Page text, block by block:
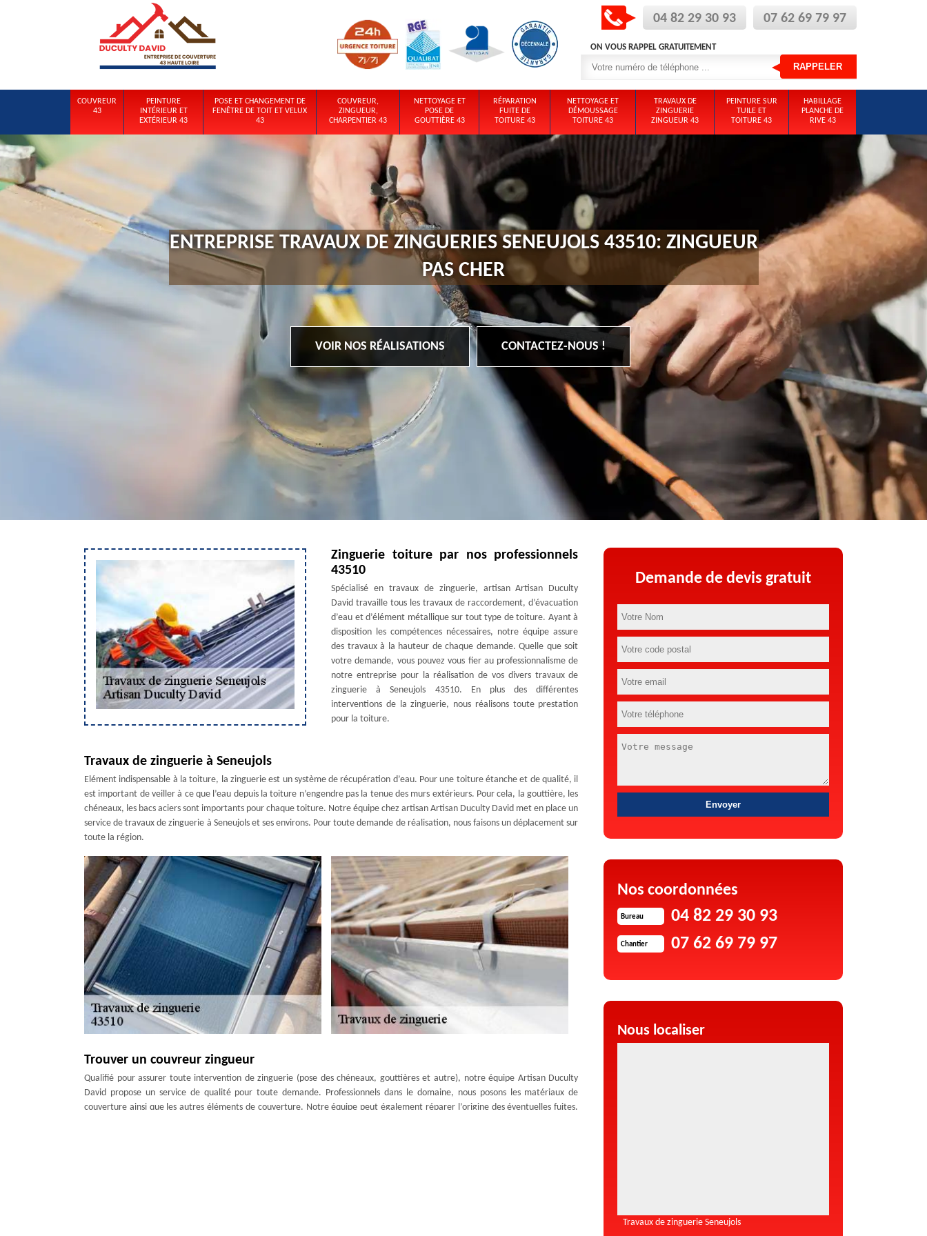
04 82 29 30 93 07 62 69 79 97
ON VOUS RAPPEL GRATUITEMENT
COUVREUR
43
PEINTURE
INTÉRIEUR ET
EXTÉRIEUR 43
POSE ET CHANGEMENT DE
FENÊTRE DE TOIT ET VELUX
43
COUVREUR,
ZINGUEUR,
CHARPENTIER 43
NETTOYAGE ET
POSE DE
GOUTTIÈRE 43
RÉPARATION
FUITE DE
TOITURE 43
NETTOYAGE ET
DÉMOUSSAGE
TOITURE 43
TRAVAUX DE
ZINGUERIE
ZINGUEUR 43
PEINTURE SUR
TUILE ET
TOITURE 43
HABILLAGE
PLANCHE DE
RIVE 43
ENTREPRISE TRAVAUX DE ZINGUERIES SENEUJOLS 43510: ZINGUEUR
PAS CHER
VOIR NOS RÉALISATIONS CONTACTEZ-NOUS !
Zinguerie toiture par nos professionnels
43510
Spécialisé en travaux de zinguerie, artisan Artisan Duculty
David travaille tous les travaux de raccordement, d’évacuation
d’eau et d’élément métallique sur tout type de toiture. Ayant à
disposition les compétences nécessaires, notre équipe assure
des travaux à la hauteur de chaque demande. Quelle que soit
votre demande, vous pouvez vous fier au professionnalisme de
notre entreprise pour la réalisation de vos divers travaux de
zinguerie à Seneujols 43510. En plus des différentes
interventions de la zinguerie, nous réalisons toute prestation
pour la toiture.
Travaux de zinguerie à Seneujols
Elément indispensable à la toiture, la zinguerie est un système de récupération d’eau. Pour une toiture étanche et de qualité, il
est important de veiller à ce que l’eau depuis la toiture n’engendre pas la tenue des murs extérieurs. Pour cela, la gouttière, les
chéneaux, les bacs aciers sont importants pour chaque toiture. Notre équipe chez artisan Artisan Duculty David met en place un
service de travaux de zinguerie à Seneujols et ses environs. Pour toute demande de réalisation, nous faisons un déplacement sur
toute la région.
Trouver un couvreur zingueur
Qualifié pour assurer toute intervention de zinguerie (pose des chéneaux, gouttières et autre), notre équipe Artisan Duculty
David propose un service de qualité pour toute demande. Professionnels dans le domaine, nous posons les matériaux de
couverture ainsi que les autres éléments de couverture. Notre équipe peut également réparer l’origine des éventuelles fuites.
Demande de devis gratuit
Nos coordonnées
Bureau 04 82 29 30 93
Chantier 07 62 69 79 97
Nous localiser
Travaux de zinguerie Seneujols